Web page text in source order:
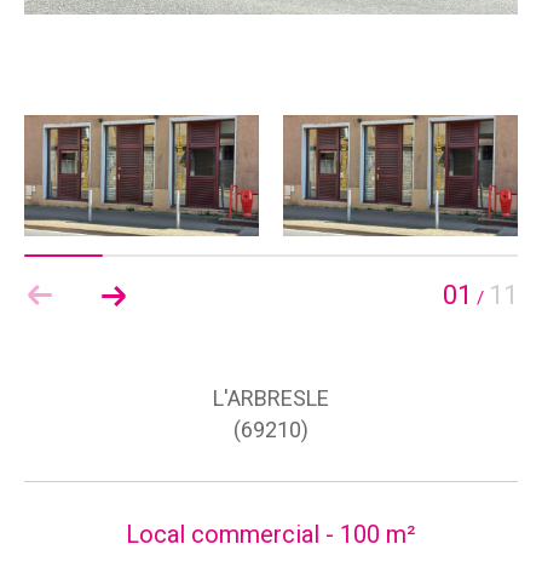
01 / 11
L'ARBRESLE
(69210)
Local commercial - 100 m²